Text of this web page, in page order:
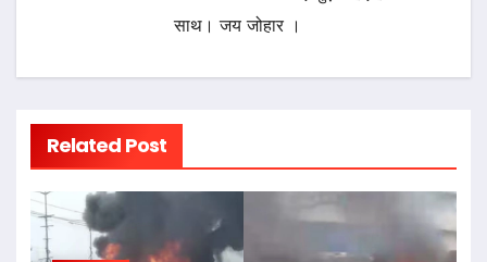
साथ। जय जोहार ।
Related Post